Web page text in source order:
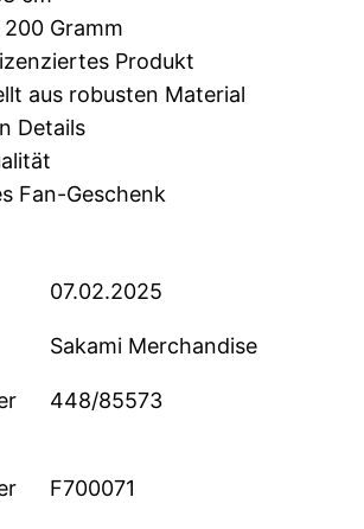
Gramm
Produkt
aus robusten Material
Details
Fan-Geschenk
07.02.2025
Sakami Merchandise
448/85573
F700071